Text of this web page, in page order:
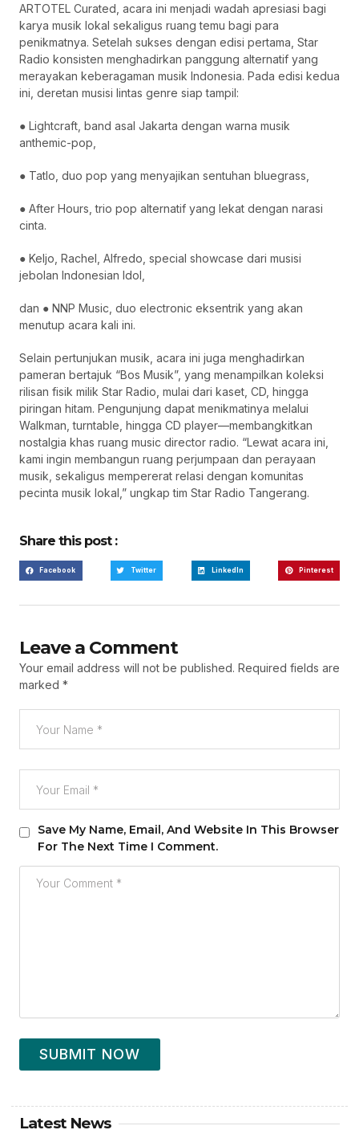
ARTOTEL Curated, acara ini menjadi wadah apresiasi bagi
karya musik lokal sekaligus ruang temu bagi para
penikmatnya. Setelah sukses dengan edisi pertama, Star
Radio konsisten menghadirkan panggung alternatif yang
merayakan keberagaman musik Indonesia. Pada edisi kedua
ini, deretan musisi lintas genre siap tampil:
● Lightcraft, band asal Jakarta dengan warna musik
anthemic-pop,
● Tatlo, duo pop yang menyajikan sentuhan bluegrass,
● After Hours, trio pop alternatif yang lekat dengan narasi
cinta.
● Keljo, Rachel, Alfredo, special showcase dari musisi
jebolan Indonesian Idol,
dan ● NNP Music, duo electronic eksentrik yang akan
menutup acara kali ini.
Selain pertunjukan musik, acara ini juga menghadirkan
pameran bertajuk “Bos Musik”, yang menampilkan koleksi
rilisan fisik milik Star Radio, mulai dari kaset, CD, hingga
piringan hitam. Pengunjung dapat menikmatinya melalui
Walkman, turntable, hingga CD player—membangkitkan
nostalgia khas ruang music director radio. “Lewat acara ini,
kami ingin membangun ruang perjumpaan dan perayaan
musik, sekaligus mempererat relasi dengan komunitas
pecinta musik lokal,” ungkap tim Star Radio Tangerang.
Share this post :
Facebook Twitter LinkedIn Pinterest
Leave a Comment
Your email address will not be published. Required fields are
marked *
Save My Name, Email, And Website In This Browser
For The Next Time I Comment.
SUBMIT NOW
Latest News